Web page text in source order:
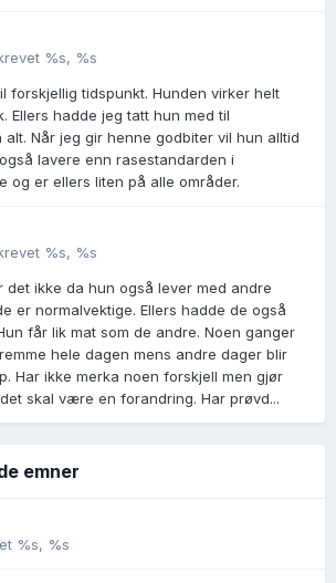
%s, %s
forskjellig tidspunkt. Hunden virker helt
Ellers hadde jeg tatt hun med til
Når jeg gir henne godbiter vil hun alltid
lavere enn rasestandarden i
og er ellers liten på alle områder.
%s, %s
det ikke da hun også lever med andre
er normalvektige. Ellers hadde de også
får lik mat som de andre. Noen ganger
hele dagen mens andre dager blir
Har ikke merka noen forskjell men gjør
skal være en forandring. Har prøvd...
emner
%s, %s